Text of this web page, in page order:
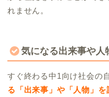
れません。
気になる出来事や人
すぐ終わる中1向け社会の
る「出来事」や「人物」を